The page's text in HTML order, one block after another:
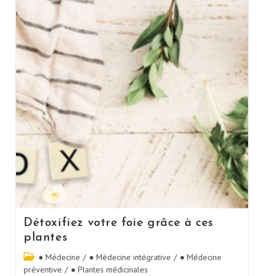
Détoxifiez votre foie grâce à ces
plantes
● Médecine / ● Médecine intégrative / ● Médecine
préventive / ● Plantes médicinales